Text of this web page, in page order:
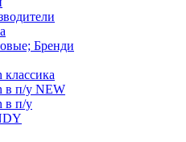
Бренди
классика
в п/у NEW
в п/у